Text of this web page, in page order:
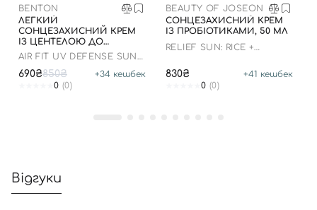
BENTON
ЛЕГКИЙ
СОНЦЕЗАХИСНИЙ КРЕМ
ІЗ ЦЕНТЕЛОЮ ДО
07.01.2027 РОКУ
AIR FIT UV DEFENSE SUN
690₴850₴ +34 кешбек
0 (0)
BEAUTY OF JOSEON
СОНЦЕЗАХИСНИЙ КРЕМ
ІЗ ПРОБІОТИКАМИ, 50 МЛ
RELIEF SUN: RICE +
830₴ +41 кешбек
0 (0)
Відгуки